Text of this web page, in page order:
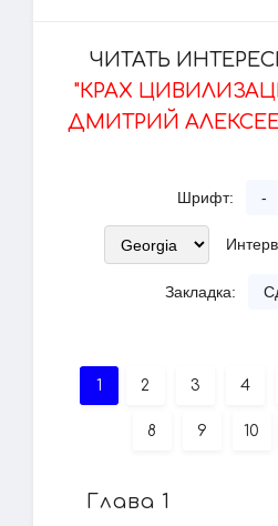
ЧИТАТЬ
"КРАХ
ДМИТРИЙ
Шрифт: -
Закладка:
1 2 3 4
8 9 10
Глава 1